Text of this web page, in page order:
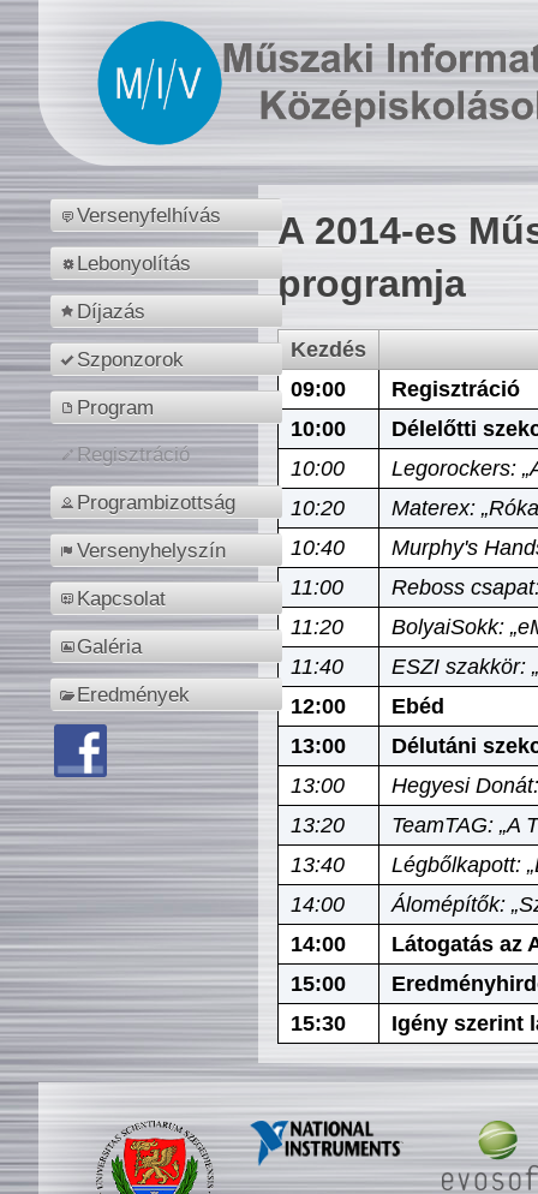
Versenyfelhívás
Lebonyolítás
Díjazás
Szponzorok
Program
Regisztráció
Programbizottság
Versenyhelyszín
Kapcsolat
Galéria
Eredmények
A 2014-es
programja
Kezdés
09:00
Regisztráció
10:00
Délelőtti
10:00
Legorockers:
10:20
Materex:
10:40
Murphy's
11:00
Reboss
11:20
BolyaiSokk:
11:40
ESZI szakkör:
12:00
Ebéd
13:00
Délutáni
13:00
Hegyesi
13:20
TeamTAG: „A
13:40
Légbőlkapott:
14:00
Álomépítők:
14:00
Látogatás az
15:00
15:30
Igény szerint